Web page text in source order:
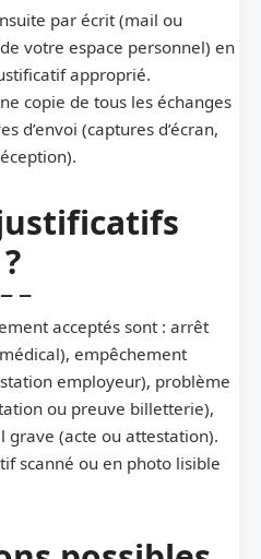
par écrit (mail ou
votre espace personnel) en
approprié.
copie de tous les échanges
d’envoi (captures d’écran,
acceptés sont : arrêt
empêchement
employeur), problème
ou preuve billetterie),
(acte ou attestation).
scanné ou en photo lisible